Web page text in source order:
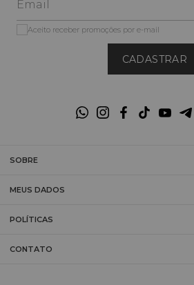
CADASTRAR
Aceito receber promoções por e-mail
SOBRE
MEUS DADOS
POLÍTICAS
CONTATO